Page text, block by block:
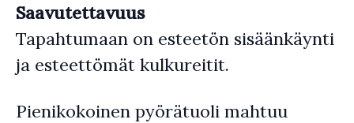
Saavutettavuus
Tapahtumaan on esteetön sisäänkäynti
ja esteettömät kulkureitit.
Pienikokoinen pyörätuoli mahtuu